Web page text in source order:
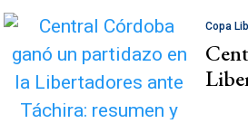
Copa